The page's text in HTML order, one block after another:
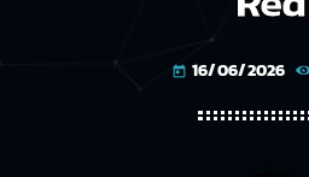
today 16/06/2026